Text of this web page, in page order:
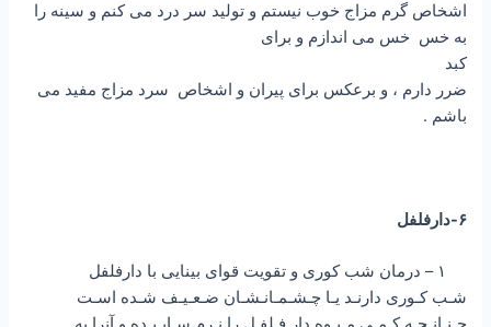
اشخاص گرم مزاج خوب نیستم و تولید سر درد مى کنم و سینه را
به خس ‍ خس مى اندازم و براى
کبد
ضرر دارم ، و برعکس براى پیران و اشخاص ‍ سرد مزاج مفید مى
باشم .
۶-دارفلفل
شـب كـورى دارنـد يـا چـشـمـانـشـان ضـعـيـف شـده اسـت